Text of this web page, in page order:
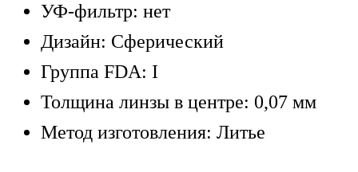
УФ-фильтр: нет
Дизайн: Сферический
Группа FDA: I
Толщина линзы в центре: 0,07 мм
Метод изготовления: Литье